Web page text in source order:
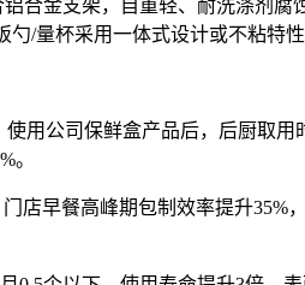
合金支架，自重轻、耐洗涤剂腐
/量杯采用一体式设计或不粘特
用公司保鲜盒产品后，后厨取
。
店早餐高峰期包制效率提升35%